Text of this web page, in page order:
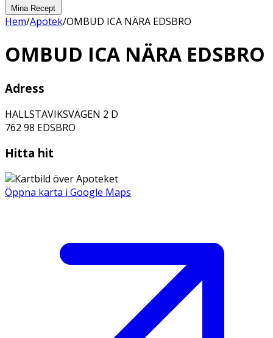
Mina Recept
Hem/Apotek/OMBUD ICA NÄRA EDSBRO
OMBUD ICA NÄRA EDSBRO
Adress
HALLSTAVIKSVÄGEN 2 D
762 98 EDSBRO
Hitta hit
Öppna karta i Google Maps